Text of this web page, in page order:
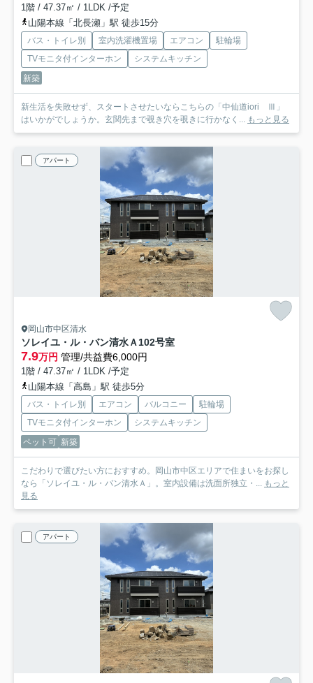
1階 / 47.37㎡ / 1LDK /予定
山陽本線「北長瀬」駅 徒歩15分
バス・トイレ別 室内洗濯機置場 エアコン
駐輪場
TVモニタ付インターホン
システムキッチン
新築
新生活を失敗せず、スタートさせたいならこちらの「中仙道iori Ⅲ」
はいかがでしょうか。玄関先まで覗き穴を覗きに行かなく...
もっと見る
アパート
岡山市中区清水
ソレイユ・ル・バン清水Ａ 102号室
7.9万円 管理/共益費6,000円
1階 / 47.37㎡ / 1LDK /予定
山陽本線「高島」駅 徒歩5分
バス・トイレ別 エアコン バルコニー
駐輪場
TVモニタ付インターホン
システムキッチン
ペット可 新築
こだわりで選びたい方におすすめ。岡山市中区エリアで住まいをお探し
なら「ソレイユ・ル・バン清水Ａ」。室内設備は洗面所独立・...
もっと
見る
アパート